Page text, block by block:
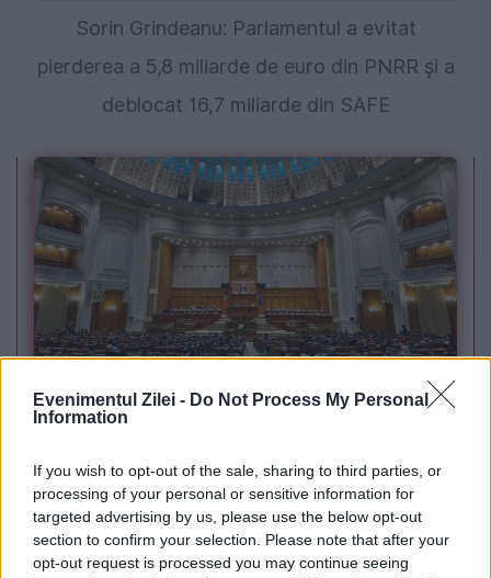
Evenimentul Zilei - Do Not Process My Personal
Information
If you wish to opt-out of the sale, sharing to third parties, or
processing of your personal or sensitive information for
targeted advertising by us, please use the below opt-out
section to confirm your selection. Please note that after your
opt-out request is processed you may continue seeing
Sorin Grindeanu: Parlamentul a evitat
pierderea a 5,8 miliarde de euro din PNRR și a
deblocat 16,7 miliarde din SAFE
Sorin Grindeanu: Parlamentul a evitat
pierderea a 5,8 miliarde de euro din PNRR și a
deblocat 16,7 miliarde din SAFE